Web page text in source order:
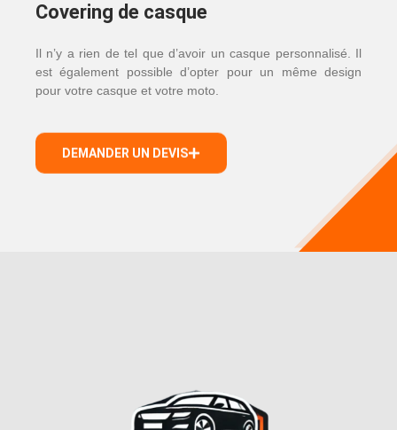
Covering de casque
Il n’y a rien de tel que d’avoir un casque personnalisé. Il
est également possible d’opter pour un même design
pour votre casque et votre moto.
DEMANDER UN DEVIS